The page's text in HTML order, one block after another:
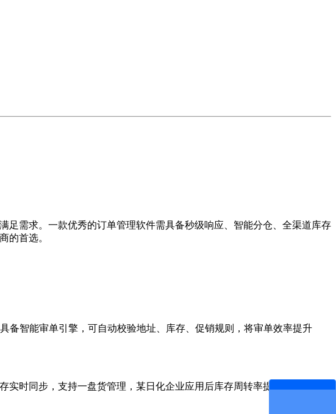
需求。一款优秀的订单管理软件需具备秒级响应、智能分仓、全渠道库存
的首选。
智能审单引擎，可自动校验地址、库存、促销规则，将审单效率提升
同步，支持一盘货管理，某日化企业应用后库存周转率提升35%，缺货